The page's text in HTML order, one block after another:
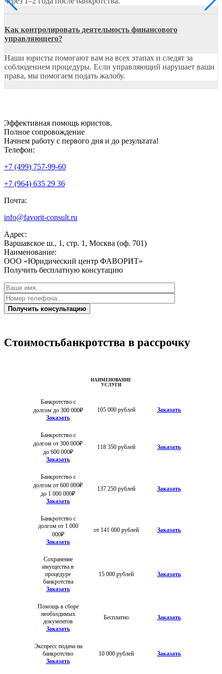
Как контролировать деятельность финансового
управляющего?
Наши юристы помогают вам на всех этапах и следят за
соблюдением процедуры. Если управляющий нарушает ваши
права, мы помогаем подать жалобу.
Эффективная помощь юристов.
Полное сопровождение
Начнем работу с первого дня и до результата!
Телефон:
+7 (499) 757-99-60
+7 (964) 635 29 36
Почта:
info@favorit-consult.ru
Адрес:
Варшавское ш., 1, стр. 1, Москва (оф. 701)
Наименование:
ООО «Юридический центр ФАВОРИТ»
Получить бесплатную консутацию
Получить консультацию
Стоимостьбанкротства в рассрочку
НАИМЕНОВАНИЕ
УСЛУГИ
Банкротство с
долгом до 300 000₽
Заказать
105 000 рублей Заказать
Банкротство с
долгом от 300 000₽
до 600 000₽
Заказать
118 350 рублей Заказать
Банкротство с
долгом от 600 000₽
до 1 000 000₽
Заказать
137 250 рублей Заказать
Банкротство с
долгом от 1 000
000₽
Заказать
от 141 000 рублей Заказать
Сохранение
имущества в
процедуре
банкротства
Заказать
15 000 рублей Заказать
Помощь в сборе
необходимых
документов
Заказать
Бесплатно Заказать
Экспресс подача на
банкротство
Заказать
10 000 рублей Заказать